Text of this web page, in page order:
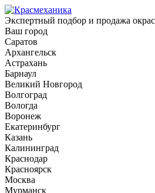
Экспертный подбор и продажа
Ваш город
Саратов
Архангельск
Астрахань
Барнаул
Великий Новгород
Волгоград
Вологда
Воронеж
Екатеринбург
Казань
Калининград
Краснодар
Красноярск
Москва
Мурманск